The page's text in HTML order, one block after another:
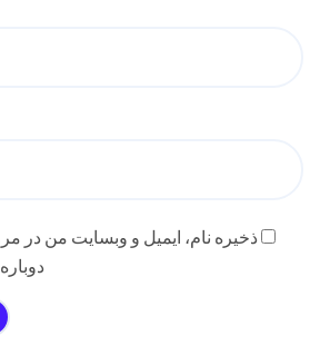
ذخیره نام، ایمیل و وبسایت من در